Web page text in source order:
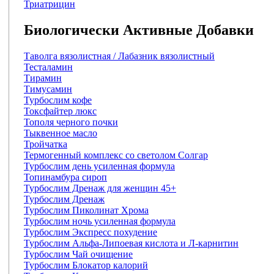
Триатрицин
Биологически Активные Добавки
Таволга вязолистная / Лабазник вязолистный
Тесталамин
Тирамин
Тимусамин
Турбослим кофе
Токсфайтер люкс
Тополя черного почки
Тыквенное масло
Тройчатка
Термогенный комплекс со светолом Солгар
Турбослим день усиленная формула
Топинамбура сироп
Турбослим Дренаж для женщин 45+
Турбослим Дренаж
Турбослим Пиколинат Хрома
Турбослим ночь усиленная формула
Турбослим Экспресс похудение
Турбослим Альфа-Липоевая кислота и Л-карнитин
Турбослим Чай очищение
Турбослим Блокатор калорий